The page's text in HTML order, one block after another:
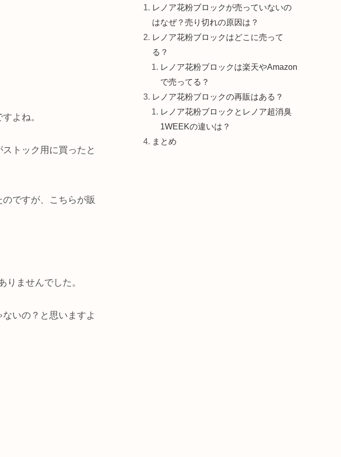
よね。
トック用に買ったと
ですが、こちらが販
ませんでした。
いの？と思いますよ
レノア花粉ブロックが売っていないの
はなぜ？売り切れの原因は？
レノア花粉ブロックはどこに売って
る？
レノア花粉ブロックは楽天やAmazon
で売ってる？
レノア花粉ブロックの再販はある？
レノア花粉ブロックとレノア超消臭
1WEEKの違いは？
まとめ